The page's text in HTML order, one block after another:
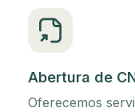
Abertura de
Oferecemos